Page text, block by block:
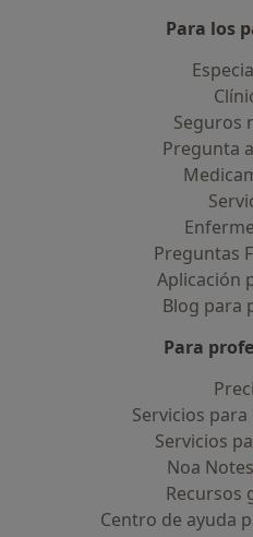
Para los
Seguros
Pregunta
Preguntas
Aplicación
Blog para
Para
Servicios
Servicios
Noa Notes
Recursos
Centro de ayuda